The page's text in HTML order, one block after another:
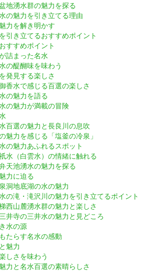
地湧水群の魅力を探る
の魅力を引き立てる理由
力を解き明かす
引き立てるおすすめポイント
すすめポイント
詰まった名水
の醍醐味を味わう
発見する楽しさ
香水で感じる百選の楽しさ
の魅力を語る
の魅力が満載の冒険
百選の魅力と長良川の息吹
魅力を感じる「塩釜の冷泉」
の魅力あふれるスポット
水（白雲水）の情緒に触れる
天池湧水の魅力を探る
力に迫る
洞地底湖の水の魅力
の滝・滝沢川の魅力を引き立てるポイント
西山麓湧水群の魅力と楽しさ
井寺の三井水の魅力と見どころ
水の源
たらす名水の感動
魅力
しさを味わう
力と名水百選の素晴らしさ